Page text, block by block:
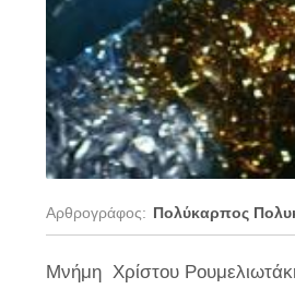
Αρθρογράφος: Πολύκαρπος
Μνήμη Χρίστου